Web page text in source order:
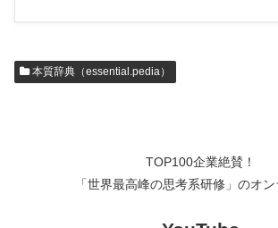
本質辞典（essential.pedia）
TOP100企業絶賛！
「世界最高峰の思考系研修」のオ